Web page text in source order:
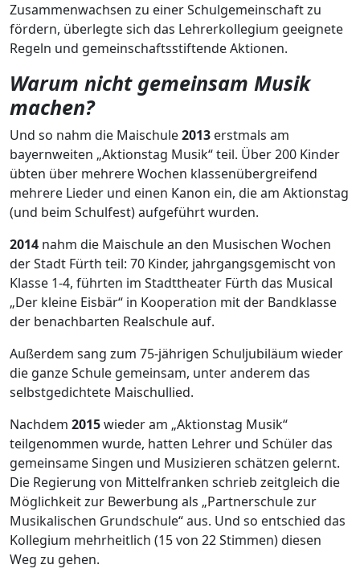
Zusammenwachsen zu einer Schulgemeinschaft zu
fördern, überlegte sich das Lehrerkollegium geeignete
Regeln und gemeinschaftsstiftende Aktionen.
Warum nicht gemeinsam Musik
machen?
Und so nahm die Maischule2013 erstmals am
bayernweiten „Aktionstag Musik“ teil. Über 200 Kinder
übten über mehrere Wochen klassenübergreifend
mehrere Lieder und einen Kanon ein, die am Aktionstag
(und beim Schulfest) aufgeführt wurden.
2014 nahm die Maischule an den Musischen Wochen
der Stadt Fürth teil: 70 Kinder, jahrgangsgemischt von
Klasse 1-4, führten im Stadttheater Fürth das Musical
„Der kleine Eisbär“ in Kooperation mit der Bandklasse
der benachbarten Realschule auf.
Außerdem sang zum 75-jährigen Schuljubiläum wieder
die ganze Schule gemeinsam, unter anderem das
selbstgedichtete Maischullied.
Nachdem 2015wieder am „Aktionstag Musik“
teilgenommen wurde, hatten Lehrer und Schüler das
gemeinsame Singen und Musizieren schätzen gelernt.
Die Regierung von Mittelfranken schrieb zeitgleich die
Möglichkeit zur Bewerbung als „Partnerschule zur
Musikalischen Grundschule“ aus. Und so entschied das
Kollegium mehrheitlich (15 von 22 Stimmen) diesen
Weg zu gehen.